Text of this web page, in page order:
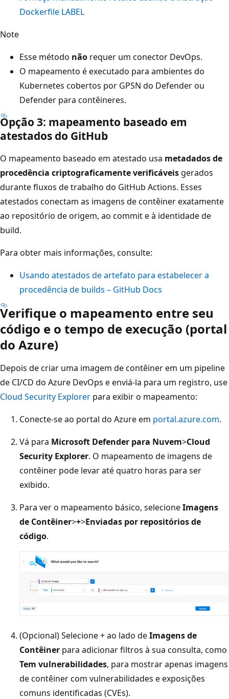
Dockerfile LABEL
Note
Esse método não requer um conector DevOps.
O mapeamento é executado para ambientes do
Kubernetes cobertos por GPSN do Defender ou
Defender para contêineres.
Opção 3: mapeamento baseado em
atestados do GitHub
O mapeamento baseado em atestado usa metadados de
procedência criptograficamente verificáveis gerados
durante fluxos de trabalho do GitHub Actions. Esses
atestados conectam as imagens de contêiner exatamente
ao repositório de origem, ao commit e à identidade de
build.
Para obter mais informações, consulte:
Usando atestados de artefato para estabelecer a
procedência de builds – GitHub Docs
Verifique o mapeamento entre seu
código e o tempo de execução (portal
do Azure)
Depois de criar uma imagem de contêiner em um pipeline
de CI/CD do Azure DevOps e enviá-la para um registro, use
Cloud Security Explorer para exibir o mapeamento:
Conecte-se ao portal do Azure em portal.azure.com.
Vá para Microsoft Defender para Nuvem>Cloud
Security Explorer. O mapeamento de imagens de
contêiner pode levar até quatro horas para ser
exibido.
Para ver o mapeamento básico, selecioneImagens
de Contêiner>+>Enviadas por repositórios de
código.
(Opcional) Selecione + ao lado deImagens de
Contêiner para adicionar filtros à sua consulta, como
Tem vulnerabilidades, para mostrar apenas imagens
de contêiner com vulnerabilidades e exposições
comuns identificadas (CVEs).